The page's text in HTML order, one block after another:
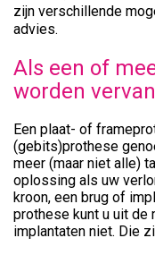
zijn verschillende
advies.
Als een of
worden
Een plaat- of
(gebits)prothese
meer (maar niet alle)
oplossing als uw
kroon, een brug of
prothese kunt u uit de
implantaten niet. Die